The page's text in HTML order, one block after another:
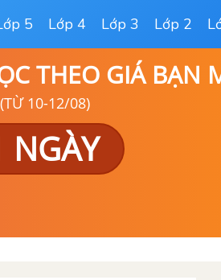
5 Lớp 4 Lớp 3 Lớp 2
THEO GIÁ BẠN
10-12/08)
NGÀY